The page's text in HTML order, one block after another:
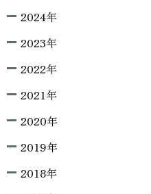
2024年
2023年
2022年
2021年
2020年
2019年
2018年